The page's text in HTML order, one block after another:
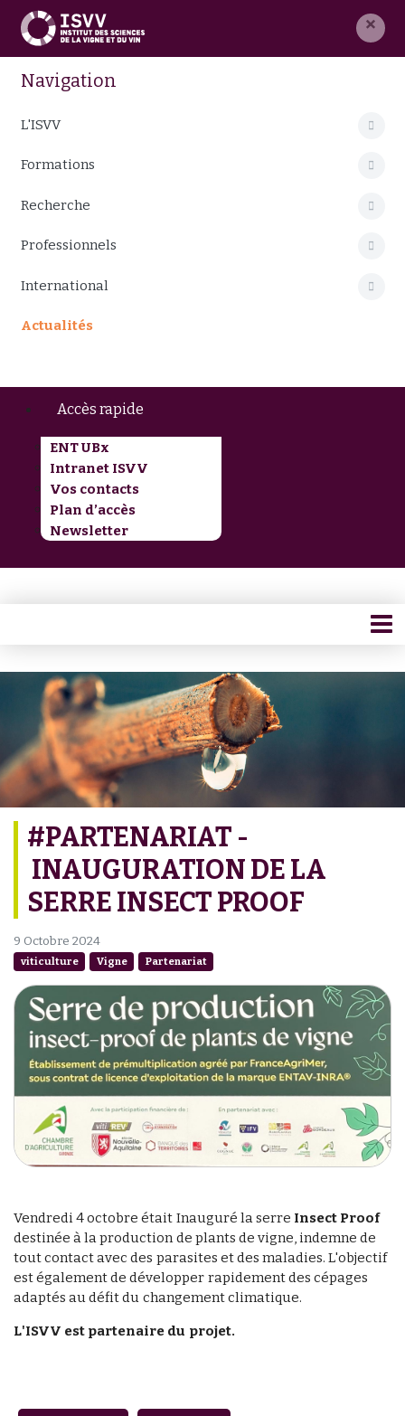
×
Navigation
L'ISVV
Formations
Recherche
Professionnels
International
Actualités
Accès rapide
ENT UBx
Intranet ISVV
Vos contacts
Plan d’accès
Newsletter
#PARTENARIAT -
INAUGURATION DE LA
SERRE INSECT PROOF
9 Octobre 2024
viticulture Vigne Partenariat
Vendredi 4 octobre était Inauguré la serre Insect Proof
destinée à la production de plants de vigne, indemne de
tout contact avec des parasites et des maladies. L'objectif
est également de développer rapidement des cépages
adaptés au défit du changement climatique.
L'ISVV est partenaire du projet.